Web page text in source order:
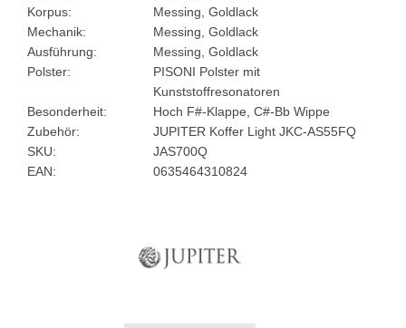
Korpus:
Messing, Goldlack
Mechanik:
Messing, Goldlack
Ausführung:
Messing, Goldlack
Polster:
PISONI Polster mit
Kunststoffresonatoren
Besonderheit:
Hoch F#-Klappe, C#-Bb Wippe
Zubehör:
JUPITER Koffer Light JKC-AS55FQ
SKU:
JAS700Q
EAN:
0635464310824